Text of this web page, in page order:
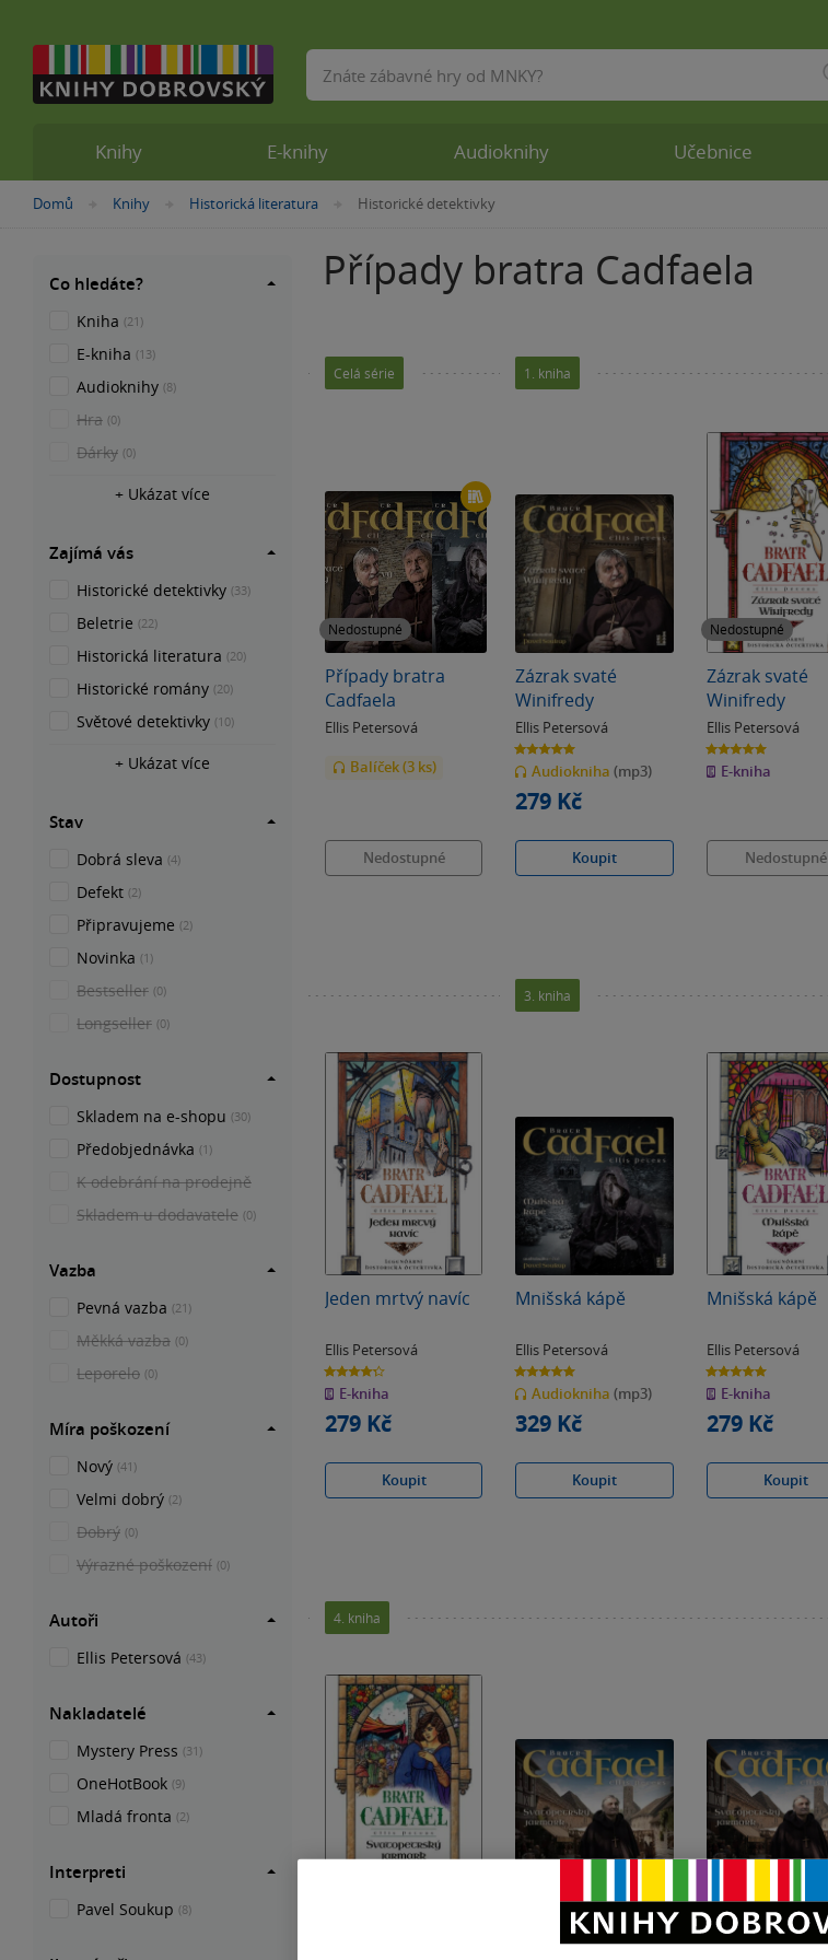
Nacházíte
Domů »
Knihy »Historická literatura »Historické detektivky
Případy bratra Cadfaela
Celá série
Nedostupné
Případy bratra
Cadfaela
Ellis Petersová
Balíček (3 ks)
Nedostupné
1. kniha
Zázrak svaté
Winifredy
Ellis Petersová
5.0
z
5
hvězdiček
Audiokniha(mp3)
279 Kč
Koupit
Nedostupné
Zázrak svaté
Winifredy
Ellis Petersová
5.0
z
5
hvězdiček
E-kniha
Nedostupné
Jeden mrtvý navíc
Ellis Petersová
4.3
z
5
hvězdiček
E-kniha
279 Kč
Koupit
3. kniha
Mnišská kápě
Ellis Petersová
5.0
z
5
hvězdiček
Audiokniha(mp3)
329 Kč
Koupit
Mnišská kápě
Ellis Petersová
5.0
z
5
hvězdiček
E-kniha
279 Kč
Koupit
4. kniha
Svatopetrský
jarmark
Svatopetrský
jarmark
Co hledáte?
Kniha (21)
E-kniha (13)
Audioknihy (8)
Hra (0)
Dárky (0)
+ Ukázat více
Zajímá vás
Historické detektivky (33)
Beletrie (22)
Historická literatura (20)
Historické romány (20)
Světové detektivky (10)
+ Ukázat více
Stav
Dobrá sleva (4)
Defekt (2)
Připravujeme (2)
Novinka (1)
Bestseller (0)
Longseller (0)
Dostupnost
Skladem na e-shopu (30)
Předobjednávka (1)
K odebrání na prodejně
Skladem u dodavatele (0)
Vazba
Pevná vazba (21)
Měkká vazba (0)
Leporelo (0)
Míra poškození
Nový (41)
Velmi dobrý (2)
Dobrý (0)
Výrazné poškození (0)
Autoři
Ellis Petersová (43)
Nakladatelé
Mystery Press (31)
OneHotBook (9)
Mladá fronta (2)
Interpreti
Pavel Soukup (8)
Knihy E-knihy Audioknihy Učebnice
Vyhledávání